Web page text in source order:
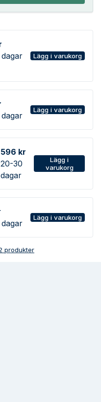
Lägg i varukorg
Lägg i varukorg
596 kr
20-30
dagar
Lägg i
varukorg
Lägg i varukorg
produkter